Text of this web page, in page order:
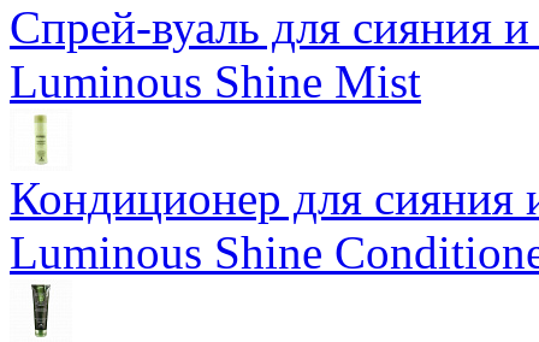
Спрей-вуаль для сияния
Luminous Shine Mist
Кондиционер для сияния
Luminous Shine